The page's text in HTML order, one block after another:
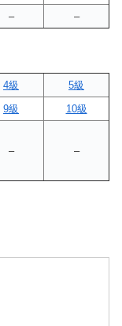
– –
4級
5級
9級 10級
– –